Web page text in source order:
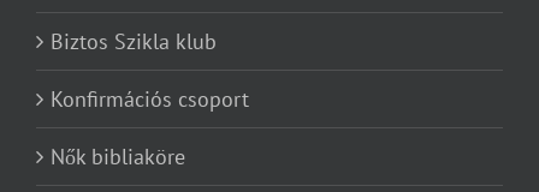
Biztos Szikla klub
Konfirmációs csoport
Nők bibliaköre